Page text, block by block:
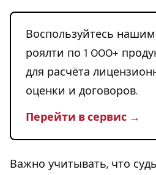
Воспользуйтесь
роялти по 1 000+
для расчёта
оценки и договоров.
Перейти в сервис →
Важно учитывать, что